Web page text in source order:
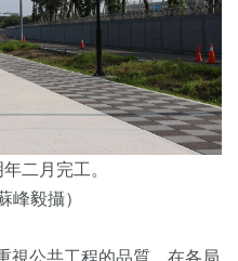
二月完工。
峰毅攝）